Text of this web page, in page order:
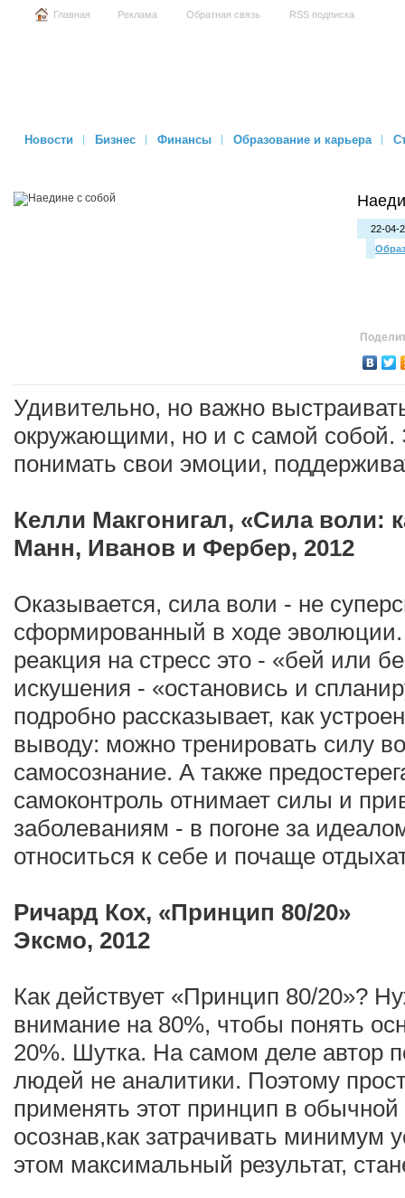
Главная Реклама Обратная связь RSS подписка
Новости Бизнес Финансы Образование и карьера
22-04-
Удивительно, но важно
окружающими, но и с самой собой.
понимать свои эмоции,
Келли Макгонигал, «Сила воли:
Манн, Иванов и Фербер, 2012
Оказывается, сила воли - не
сформированный в ходе
реакция на стресс это - «бей или
искушения - «остановись и
подробно рассказывает, как
выводу: можно тренировать силу
самосознание. А также
самоконтроль отнимает силы и
заболеваниям - в погоне за
относиться к себе и почаще
Ричард Кох, «Принцип 80/20»
Эксмо, 2012
Как действует «Принцип 80/20»?
внимание на 80%, чтобы понять
20%. Шутка. На самом деле автор
людей не аналитики. Поэтому
применять этот принцип в
осознав,как затрачивать минимум
этом максимальный результат,